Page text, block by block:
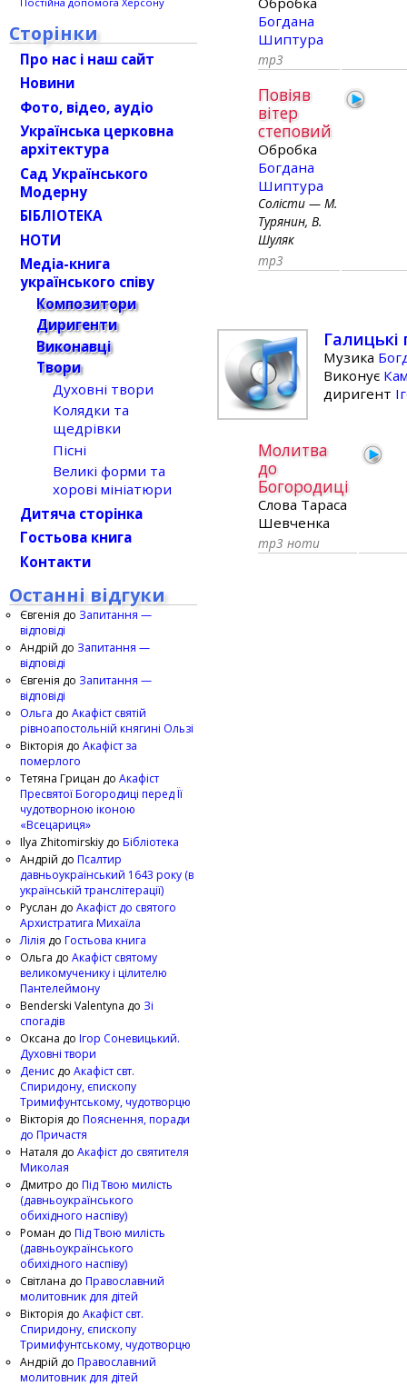
Богдана
Шиптура
mp3
Повіяв
вітер
степовий
Обробка
Богдана
Шиптура
Солісти — М.
Турянин, В.
Шуляк
mp3
Музика
Виконує
диригент
Молитва
до
Богородиці
Слова Тараса
Шевченка
mp3 ноти
Сторінки
Про нас і наш сайт
Новини
Фото, відео, аудіо
Українська церковна
архітектура
Сад Українського
Модерну
БІБЛІОТЕКА
НОТИ
Медіа-книга
українського співу
Композитори
Диригенти
Виконавці
Твори
Духовні твори
Колядки та
щедрівки
Пісні
Великі форми та
хорові мініатюри
Дитяча сторінка
Гостьова книга
Контакти
Останні відгуки
Євгенія до Запитання —
відповіді
Андрій до Запитання —
відповіді
Євгенія до Запитання —
відповіді
Ольга до Акафіст святій
рівноапостольній княгині Ользі
Вікторія до Акафіст за
померлого
Тетяна Грицан до Акафіст
Пресвятої Богородиці перед Її
чудотворною іконою
«Всецариця»
Ilya Zhitomirskiy до Бібліотека
Андрій до Псалтир
давньоукраїнський 1643 року (в
українській транслітерації)
Руслан до Акафіст до святого
Архистратига Михаїла
Лілія до Гостьова книга
Ольга до Акафіст святому
великомученику і цілителю
Пантелеймону
Benderski Valentyna до Зі
спогадів
Оксана до Ігор Соневицький.
Духовні твори
Денис до Акафіст свт.
Спиридону, єпископу
Тримифунтському, чудотворцю
Вікторія до Пояснення, поради
до Причастя
Наталя до Акафіст до святителя
Миколая
Дмитро до Під Твою милість
(давньоукраїнського
обихідного наспіву)
Роман до Під Твою милість
(давньоукраїнського
обихідного наспіву)
Світлана до Православний
молитовник для дітей
Вікторія до Акафіст свт.
Спиридону, єпископу
Тримифунтському, чудотворцю
Андрій до Православний
молитовник для дітей